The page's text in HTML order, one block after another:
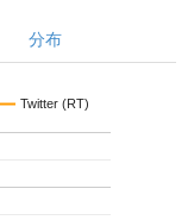
分布
Twitter (RT)